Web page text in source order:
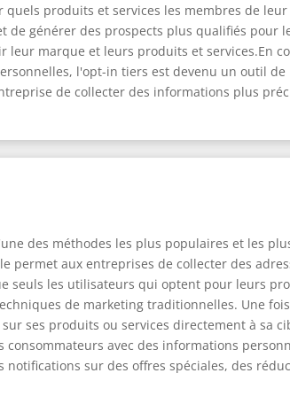
quels produits et services les membres de
de générer des prospects plus qualifiés
leur marque et leurs produits et services.En
l'opt-in tiers est devenu un outil
de collecter des informations plus
des méthodes les plus populaires et les
permet aux entreprises de collecter des
seuls les utilisateurs qui optent pour leurs
de marketing traditionnelles. Une
ses produits ou services directement à sa
avec des informations
notifications sur des offres spéciales, des